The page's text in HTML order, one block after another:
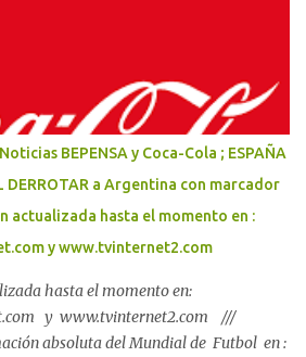
de desarrollo, deporte, cultura y
como parte de la estrategia impulsada
Sheinbaum Pardo. La coordinación entre
Maya y el Gobierno de México
acciones concretas para atender las
las adicciones y fortalecer el
BEPENSA y Coca-Cola ; ESPAÑA
DERROTAR a Argentina con marcador
actualizada hasta el momento en :
y www.tvinternet2.com
hasta el momento en:
y www.tvinternet2.com ///
absoluta del Mundial de Futbol en :